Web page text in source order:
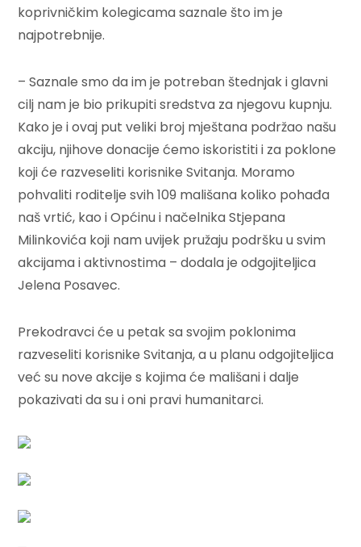
koprivničkim kolegicama saznale što im je
najpotrebnije.
– Saznale smo da im je potreban štednjak i glavni
cilj nam je bio prikupiti sredstva za njegovu kupnju.
Kako je i ovaj put veliki broj mještana podržao našu
akciju, njihove donacije ćemo iskoristiti i za poklone
koji će razveseliti korisnike Svitanja. Moramo
pohvaliti roditelje svih 109 mališana koliko pohađa
naš vrtić, kao i Općinu i načelnika Stjepana
Milinkovića koji nam uvijek pružaju podršku u svim
akcijama i aktivnostima – dodala je odgojiteljica
Jelena Posavec.
Prekodravci će u petak sa svojim poklonima
razveseliti korisnike Svitanja, a u planu odgojiteljica
već su nove akcije s kojima će mališani i dalje
pokazivati da su i oni pravi humanitarci.